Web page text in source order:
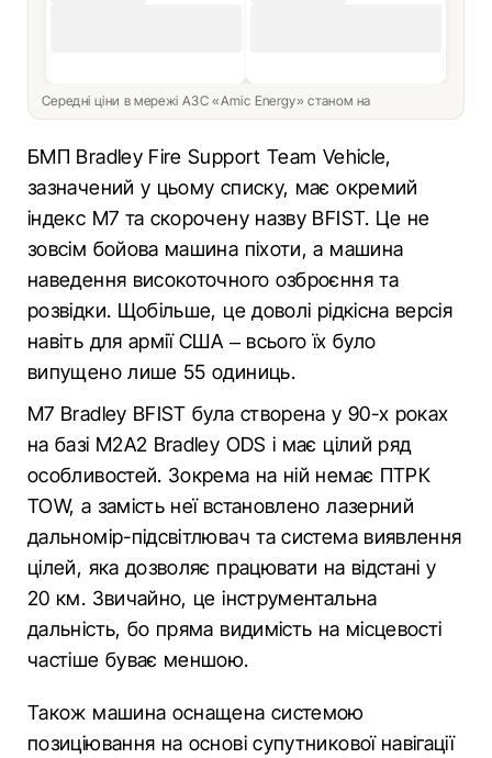
Середні ціни в мережі АЗС «Amic Energy» станом на
БМП Bradley Fire Support Team Vehicle,
зазначений у цьому списку, має окремий
індекс М7 та скорочену назву BFIST. Це не
зовсім бойова машина піхоти, а машина
наведення високоточного озброєння та
розвідки. Щобільше, це доволі рідкісна версія
навіть для армії США – всього їх було
випущено лише 55 одиниць.
М7 Bradley BFIST була створена у 90-х роках
на базі M2A2 Bradley ODS і має цілий ряд
особливостей. Зокрема на ній немає ПТРК
TOW, а замість неї встановлено лазерний
дальномір-підсвітлювач та система виявлення
цілей, яка дозволяє працювати на відстані у
20 км. Звичайно, це інструментальна
дальність, бо пряма видимість на місцевості
частіше буває меншою.
Також машина оснащена системою
позиціювання на основі супутникової навігації